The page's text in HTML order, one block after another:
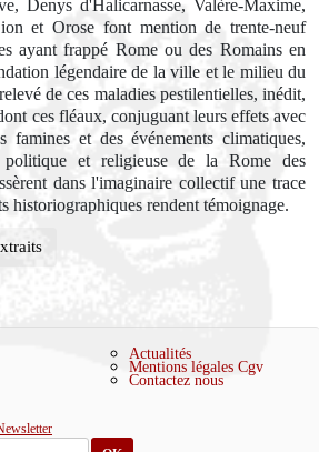
Denys d'Halicarnasse, Valère-Maxime,
et Orose font mention de trente-neuf
ayant frappé Rome ou des Romains en
légendaire de la ville et le milieu du
de ces maladies pestilentielles, inédit,
ces fléaux, conjuguant leurs effets avec
famines et des événements climatiques,
politique et religieuse de la Rome des
dans l'imaginaire collectif une trace
historiographiques rendent témoignage.
Actualités
Mentions légales Cgv
Contactez nous